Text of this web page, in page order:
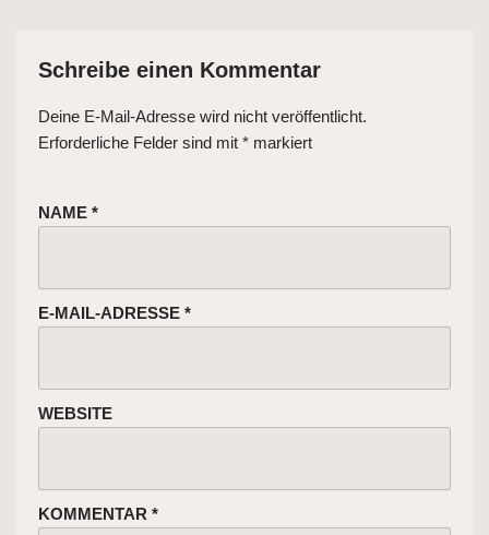
Schreibe einen Kommentar
Deine E-Mail-Adresse wird nicht veröffentlicht.
Erforderliche Felder sind mit * markiert
NAME *
E-MAIL-ADRESSE *
WEBSITE
KOMMENTAR *